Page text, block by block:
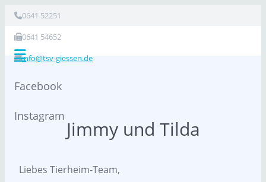
0641 52251
0641 54652
info@tsv-giessen.de
Facebook
Instagram
Jimmy und Tilda
Liebes Tierheim-Team,